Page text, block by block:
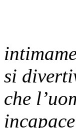
si
che